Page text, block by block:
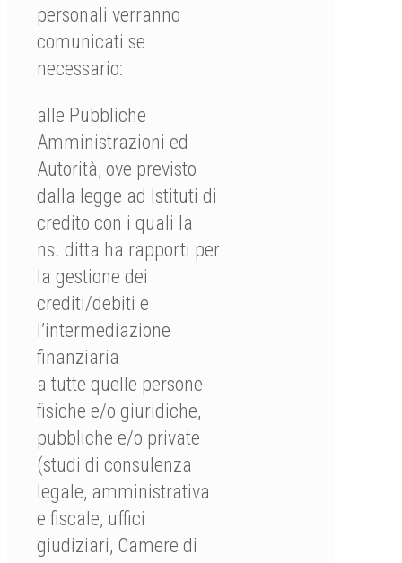
personali verranno
comunicati se
necessario:
alle Pubbliche
Amministrazioni ed
Autorità, ove previsto
dalla legge ad Istituti di
credito con i quali la
ns. ditta ha rapporti per
la gestione dei
crediti/debiti e
l’intermediazione
finanziaria
a tutte quelle persone
fisiche e/o giuridiche,
pubbliche e/o private
(studi di consulenza
legale, amministrativa
e fiscale, uffici
giudiziari, Camere di